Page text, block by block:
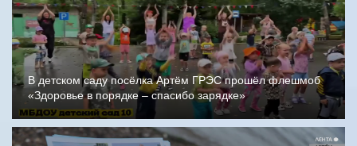
В детском саду посёлка Артём ГРЭС прошёл флешмоб
«Здоровье в порядке – спасибо зарядке»